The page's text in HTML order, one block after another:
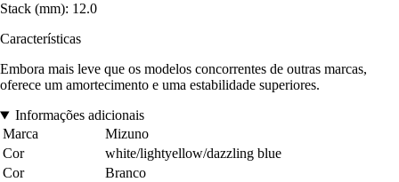
Stack (mm): 12.0
Características
Embora mais leve que os modelos concorrentes de outras marcas,
oferece um amortecimento e uma estabilidade superiores.
Informações adicionais
Marca
Mizuno
Cor
white/lightyellow/dazzling blue
Cor
Branco